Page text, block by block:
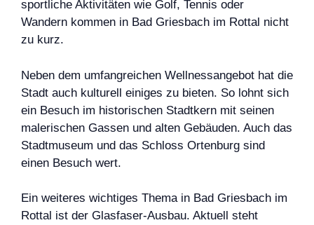
sportliche Aktivitäten wie Golf, Tennis oder
Wandern kommen in Bad Griesbach im Rottal nicht
zu kurz.
Neben dem umfangreichen Wellnessangebot hat die
Stadt auch kulturell einiges zu bieten. So lohnt sich
ein Besuch im historischen Stadtkern mit seinen
malerischen Gassen und alten Gebäuden. Auch das
Stadtmuseum und das Schloss Ortenburg sind
einen Besuch wert.
Ein weiteres wichtiges Thema in Bad Griesbach im
Rottal ist der Glasfaser-Ausbau. Aktuell steht